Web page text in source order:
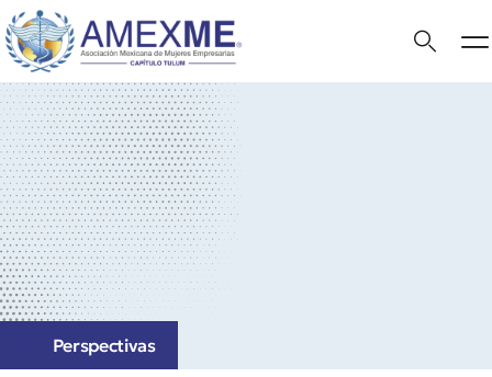
Perspectivas